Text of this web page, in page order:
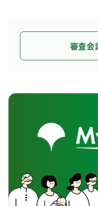
審査会